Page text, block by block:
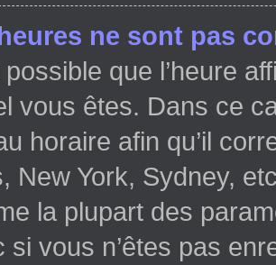
ne sont pas
possible que l’heure
vous êtes. Dans ce
horaire afin qu’il
New York, Sydney,
la plupart des
si vous n’êtes pas